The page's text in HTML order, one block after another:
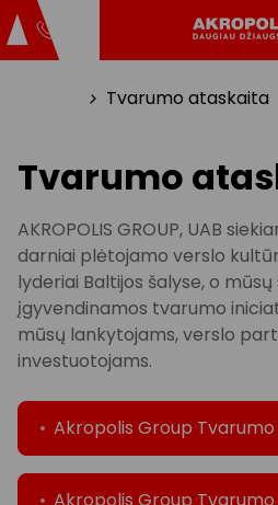
Tvarumo ataskaita
Tvarumo
AKROPOLIS GROUP, UAB
darniai plėtojamo verslo
lyderiai Baltijos šalyse, o
įgyvendinamos tvarumo
mūsų lankytojams, verslo
investuotojams.
Akropolis Group